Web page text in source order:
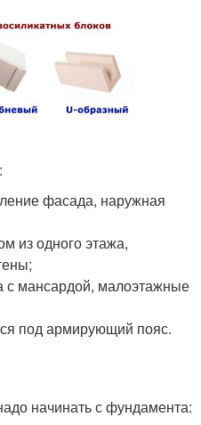
фасада, наружная
из одного этажа,
с мансардой, малоэтажные
под армирующий пояс.
начинать с фундамента: